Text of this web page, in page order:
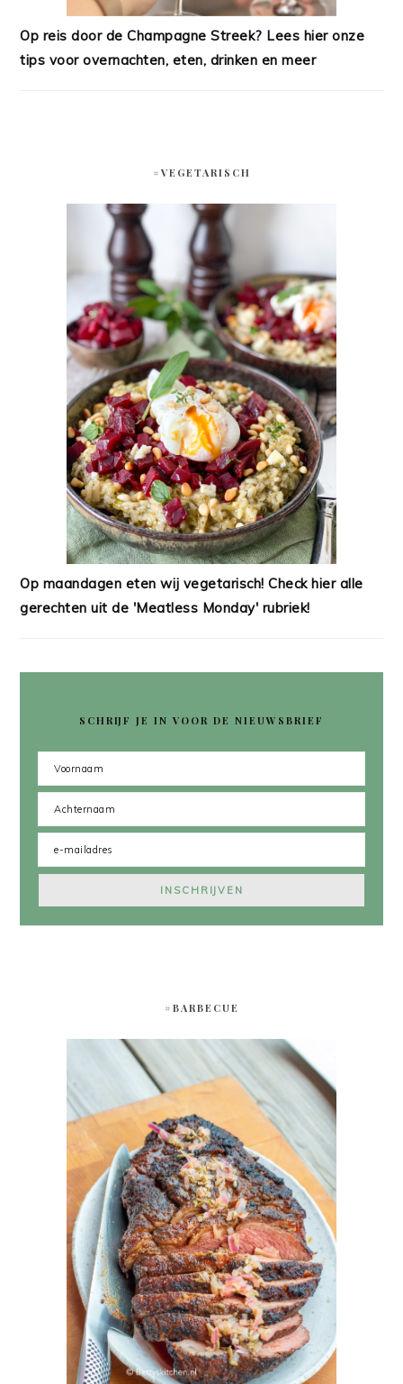
Op reis door de Champagne Streek? Lees hier onze
tips voor overnachten, eten, drinken en meer
#VEGETARISCH
Op maandagen eten wij vegetarisch! Check hier alle
gerechten uit de 'Meatless Monday' rubriek!
SCHRIJF JE IN VOOR DE NIEUWSBRIEF
#BARBECUE